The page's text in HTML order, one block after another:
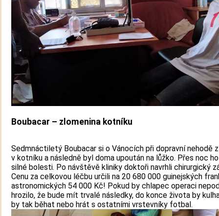
Boubacar – zlomenina kotníku
Sedmnáctiletý Boubacar si o Vánocích při dopravní nehodě
v kotníku a následně byl doma upoután na lůžko. Přes noc
silné bolesti. Po návštěvě kliniky doktoři navrhli chirurgický
Cenu za celkovou léčbu určili na 20 680 000 guinejských
astronomických 54 000 Kč! Pokud by chlapec operaci
hrozilo, že bude mít trvalé následky, do konce života by
by tak běhat nebo hrát s ostatními vrstevníky fotbal.